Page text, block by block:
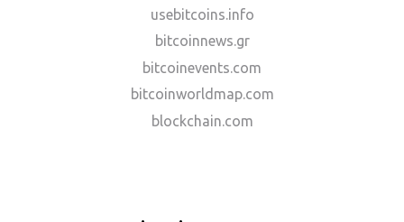
usebitcoins.info
bitcoinnews.gr
bitcoinevents.com
bitcoinworldmap.com
blockchain.com